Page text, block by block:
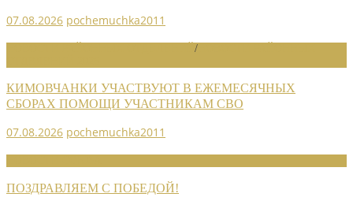
07.08.2026 pochemuchka2011
/
КИМОВЧАНКИ УЧАСТВУЮТ В ЕЖЕМЕСЯЧНЫХ
СБОРАХ ПОМОЩИ УЧАСТНИКАМ СВО
07.08.2026 pochemuchka2011
ПОЗДРАВЛЯЕМ С ПОБЕДОЙ!